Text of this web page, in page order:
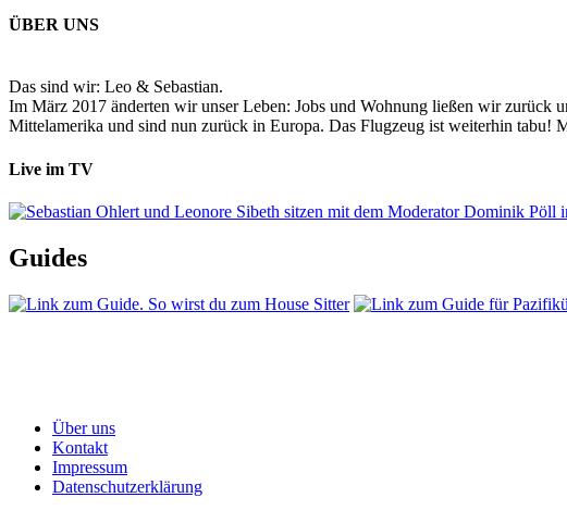
ÜBER UNS
Das sind wir: Leo & Sebastian.
Im März 2017 änderten wir unser Leben: Jobs und Wohnung ließen wir zurück
Mittelamerika und sind nun zurück in Europa. Das Flugzeug ist weiterhin tabu!
Live im TV
Guides
Über uns
Kontakt
Impressum
Datenschutzerklärung